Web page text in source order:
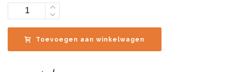
Aantal
Toevoegen aan winkelwagen